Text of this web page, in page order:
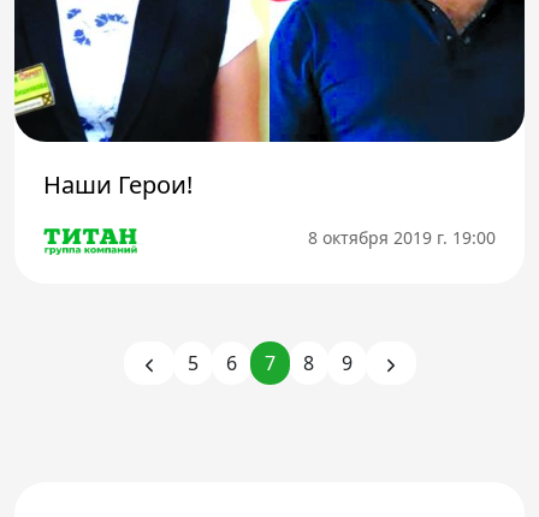
Наши Герои!
8 октября 2019 г. 19:00
5 6 7 8 9